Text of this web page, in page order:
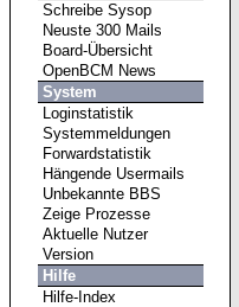
Schreibe Sysop
Neuste 300 Mails
Board-Übersicht
OpenBCM News
System
Loginstatistik
Systemmeldungen
Forwardstatistik
Hängende Usermails
Unbekannte BBS
Zeige Prozesse
Aktuelle Nutzer
Version
Hilfe
Hilfe-Index